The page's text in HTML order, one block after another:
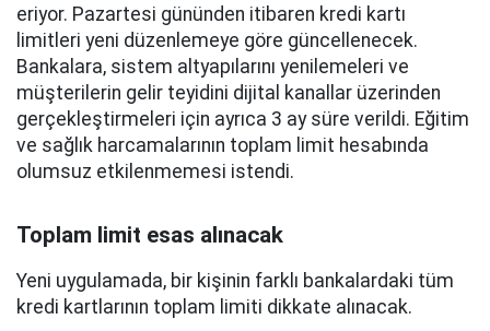
eriyor. Pazartesi gününden itibaren kredi kartı
limitleri yeni düzenlemeye göre güncellenecek.
Bankalara, sistem altyapılarını yenilemeleri ve
müşterilerin gelir teyidini dijital kanallar üzerinden
gerçekleştirmeleri için ayrıca 3 ay süre verildi. Eğitim
ve sağlık harcamalarının toplam limit hesabında
olumsuz etkilenmemesi istendi.
Toplam limit esas alınacak
Yeni uygulamada, bir kişinin farklı bankalardaki tüm
kredi kartlarının toplam limiti dikkate alınacak.